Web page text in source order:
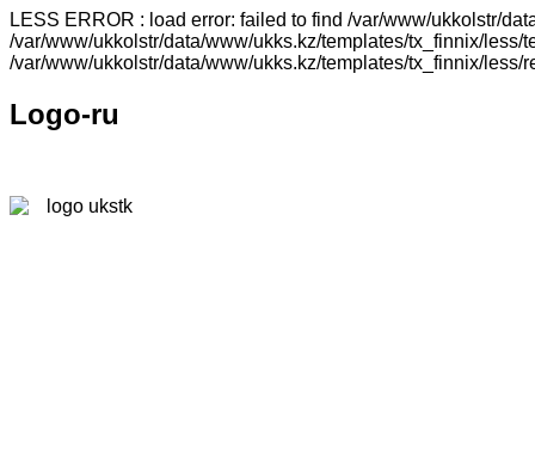
LESS ERROR : load error: failed to find /var/www/ukkolstr/
/var/www/ukkolstr/data/www/ukks.kz/templates/tx_finnix/
/var/www/ukkolstr/data/www/ukks.kz/templates/tx_finnix/less/
Logo-ru